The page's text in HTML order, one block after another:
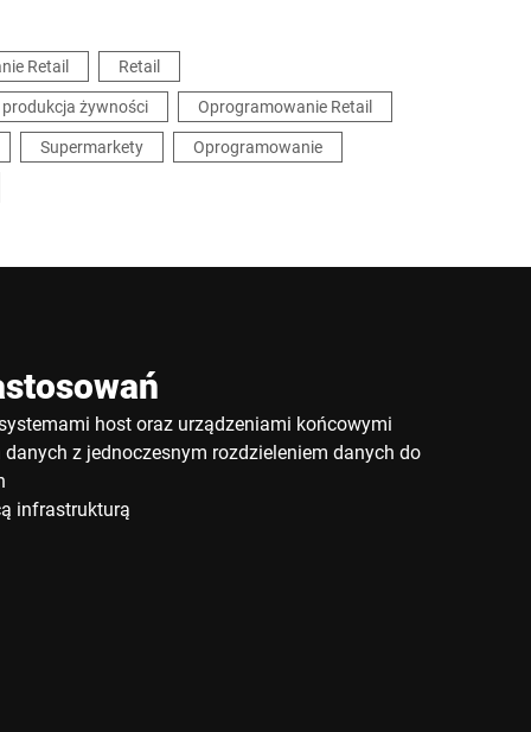
Retail
Retail
żywności
Oprogramowanie Retail
Supermarkety
Oprogramowanie
host oraz urządzeniami końcowymi
z jednoczesnym rozdzieleniem danych do
infrastrukturą